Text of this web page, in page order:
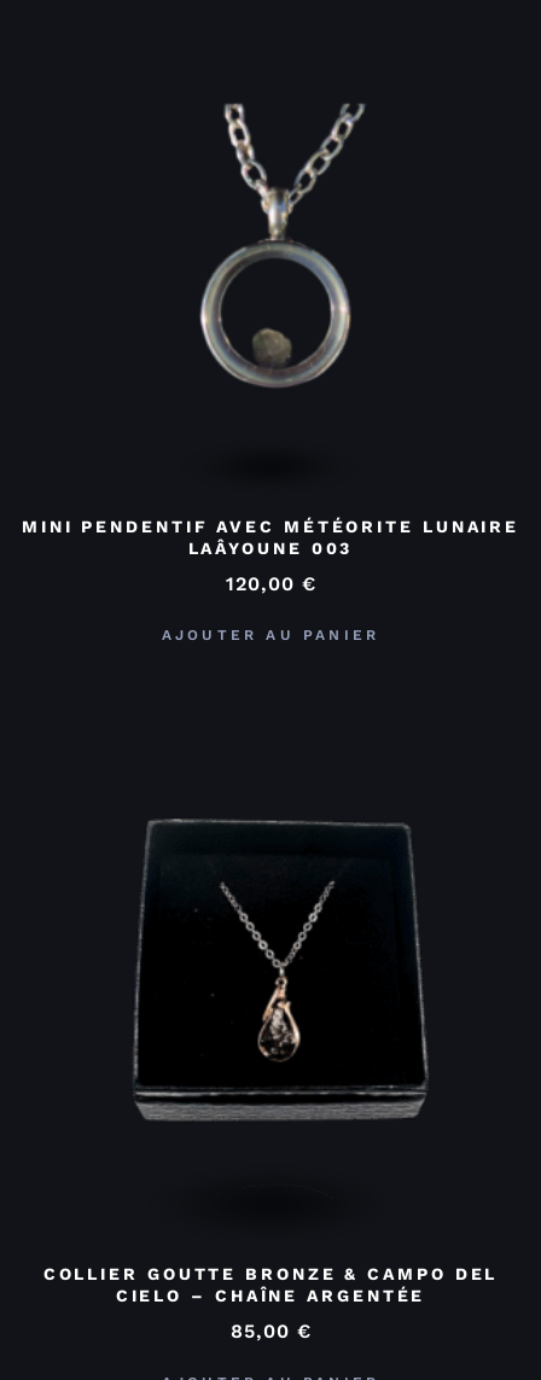
MINI PENDENTIF AVEC MÉTÉORITE LUNAIRE
LAÂYOUNE 003
120,00 €
AJOUTER AU PANIER
COLLIER GOUTTE BRONZE & CAMPO DEL
CIELO – CHAÎNE ARGENTÉE
85,00 €